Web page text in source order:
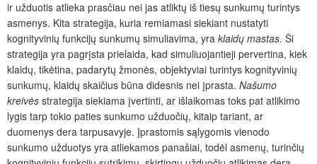
ir užduotis atlieka prasčiau nei jas atliktų iš tiesų sunkumų turintys
asmenys. Kita strategija, kuria remiamasi siekiant nustatyti
kognityvinių funkcijų sunkumų simuliavima, yra klaidų mastas. Ši
strategija yra pagrįsta prielaida, kad simuliuojantieji pervertina, kiek
klaidų, tikėtina, padarytų žmonės, objektyviai turintys kognityvinių
sunkumų, klaidų skaičius būna didesnis nei įprasta. Našumo
kreivės strategija siekiama įvertinti, ar išlaikomas toks pat atlikimo
lygis tarp tokio paties sunkumo užduočių, kitaip tariant, ar
duomenys dera tarpusavyje. Įprastomis sąlygomis vienodo
sunkumo užduotys yra atliekamos panašiai, todėl asmenų, turinčių